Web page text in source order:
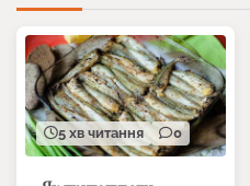
5 хв читання 0